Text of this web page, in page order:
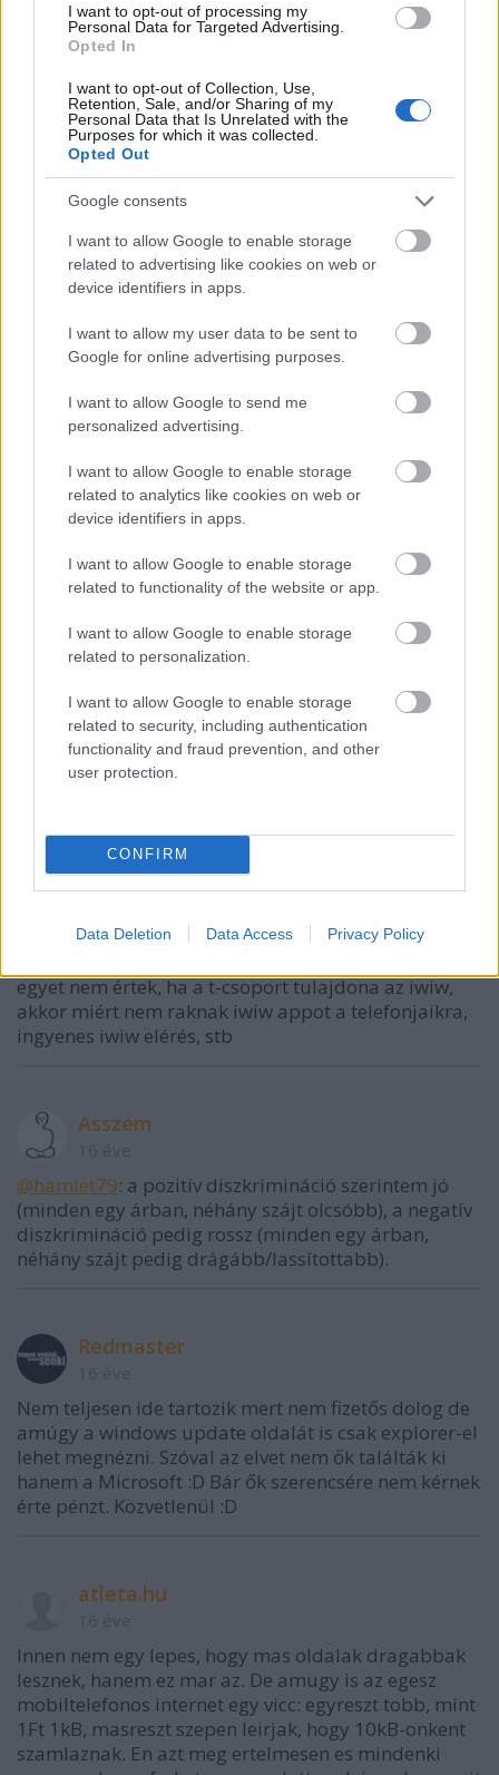
I want to opt-out of processing my
Personal Data for Targeted Advertising.
Opted In
I want to opt-out of Collection, Use,
Retention, Sale, and/or Sharing of my
Personal Data that Is Unrelated with the
Purposes for which it was collected.
Opted Out
Google consents
I want to allow Google to enable storage
related to advertising like cookies on web or
device identifiers in apps.
I want to allow my user data to be sent to
Google for online advertising purposes.
I want to allow Google to send me
personalized advertising.
I want to allow Google to enable storage
related to analytics like cookies on web or
device identifiers in apps.
I want to allow Google to enable storage
related to functionality of the website or app.
I want to allow Google to enable storage
related to personalization.
I want to allow Google to enable storage
related to security, including authentication
functionality and fraud prevention, and other
user protection.
CONFIRM
Data Deletion Data Access Privacy Policy
Asszem
16 éve
En akkor fogok hoborogni, ha malusz felarat
szamolnak, mondjuk a tmobile halozatbol telenor
webshop eleres dupla kilobyte szorzoval menne, az
altalam alairt szerzodeshez kepest. Ha pedig elore
ez nem tetszik, akkor masik dijcsomag v. Szolgaltato
blöki.hu
16 éve
@Asszem: ahogy gondolod, ez távol áll tőlem. Annyit
írtam, hogy nem túl jó, hogy a tartalomszolgáltató
fizet az internet szolgáltatónak a kivételezett
kapcsolatért.
Próbálom vázolni, hogy ez hova vezethet:
mert fizet a UPC-nek, az Origo meg 10 percig tölt,
mert nem fizet a UPC-nek. Nincs semlegesség, ennyi
szolgáltatók ebből kapnak pénzt...?
Asszem
16 éve
@hamlet79
persze ha monopol helyzetben van a szolgaltato
omlósz
egyet nem értek, ha a t-csoport tulajdona az iwiw,
akkor miért nem raknak iwiw appot a telefonjaikra,
ingyenes iwiw elérés, stb
Asszem
@hamlet79: a pozitív diszkrimináció szerintem jó
(minden egy árban, néhány szájt olcsóbb), a negatív
diszkrimináció pedig rossz (minden egy árban,
néhány szájt pedig drágább/lassítottabb).
Redmaster
Nem teljesen ide tartozik mert nem fizetős dolog de
amúgy a windows update oldalát is csak explorer-el
lehet megnézni. Szóval az elvet nem ők találták ki
hanem a Microsoft :D Bár ők szerencsére nem kérnek
érte pénzt. Közvetlenül :D
atleta.hu
Innen nem egy lepes, hogy mas oldalak dragabbak
lesznek, hanem ez mar az. De amugy is az egesz
mobiltelefonos internet egy vicc: egyreszt tobb, mint
1Ft 1kB, masreszt szepen leirjak, hogy 10kB-onkent
szamlaznak. En azt meg ertelmesen es mindenki